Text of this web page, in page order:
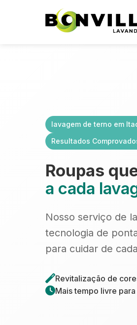
lavagem de terno em
Resultados
Roupas
a cada
Nosso serviço de
tecnologia de
para cuidar de
Revitalização de
Mais tempo livre